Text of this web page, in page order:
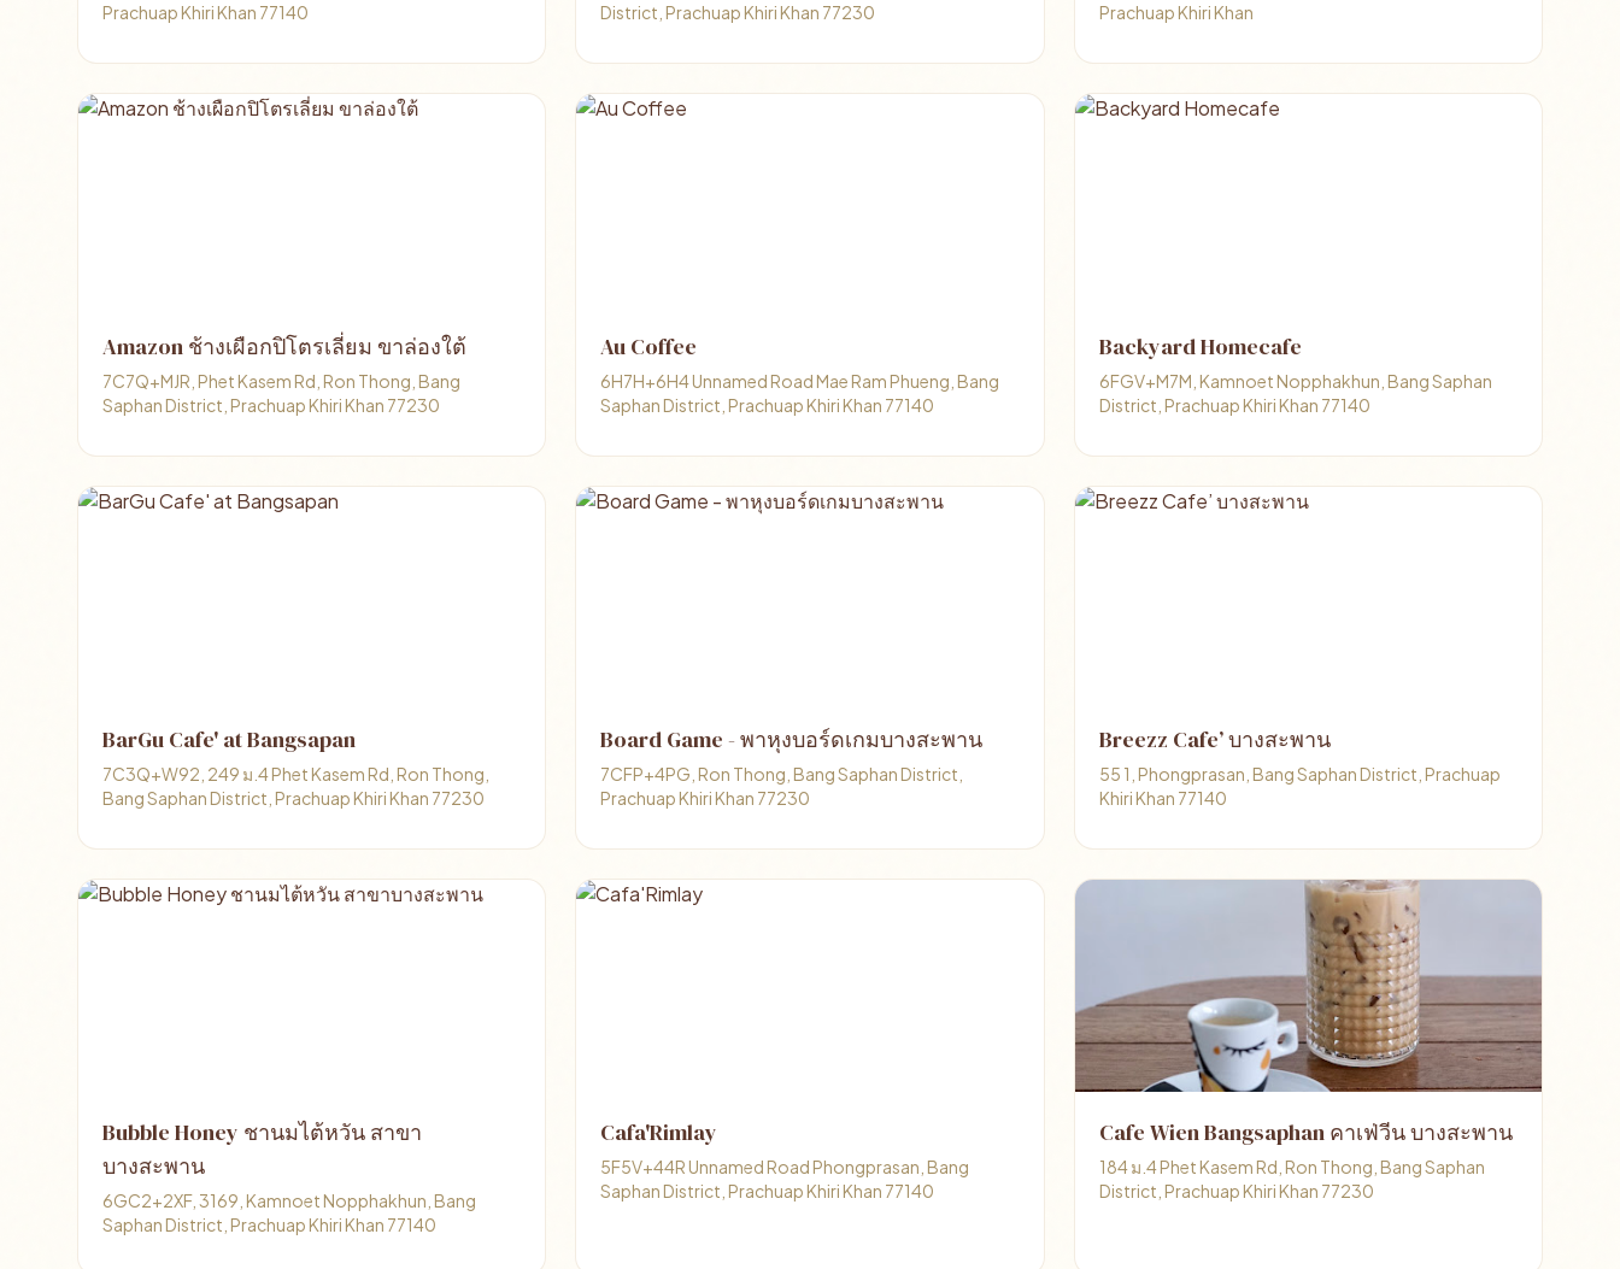
Prachuap Khiri Khan 77140
District, Prachuap Khiri Khan 77230
Prachuap Khiri Khan
Amazon ช้างเผือกปิโตรเลี่ยม ขาล่องใต้
7C7Q+MJR, Phet Kasem Rd, Ron Thong, Bang
Saphan District, Prachuap Khiri Khan 77230
Au Coffee
6H7H+6H4 Unnamed Road Mae Ram Phueng, Bang
Saphan District, Prachuap Khiri Khan 77140
Backyard Homecafe
6FGV+M7M, Kamnoet Nopphakhun, Bang Saphan
District, Prachuap Khiri Khan 77140
BarGu Cafe' at Bangsapan
7C3Q+W92, 249 ม.4 Phet Kasem Rd, Ron Thong,
Bang Saphan District, Prachuap Khiri Khan 77230
Board Game - พาหุงบอร์ดเกมบางสะพาน
7CFP+4PG, Ron Thong, Bang Saphan District,
Prachuap Khiri Khan 77230
Breezz Cafe’ บางสะพาน
55 1, Phongprasan, Bang Saphan District, Prachuap
Khiri Khan 77140
Bubble Honey ชานมไต้หวัน สาขา
บางสะพาน
6GC2+2XF, 3169, Kamnoet Nopphakhun, Bang
Saphan District, Prachuap Khiri Khan 77140
Cafa'Rimlay
5F5V+44R Unnamed Road Phongprasan, Bang
Saphan District, Prachuap Khiri Khan 77140
Cafe Wien Bangsaphan คาเฟ่วีน บางสะพาน
184 ม.4 Phet Kasem Rd, Ron Thong, Bang Saphan
District, Prachuap Khiri Khan 77230